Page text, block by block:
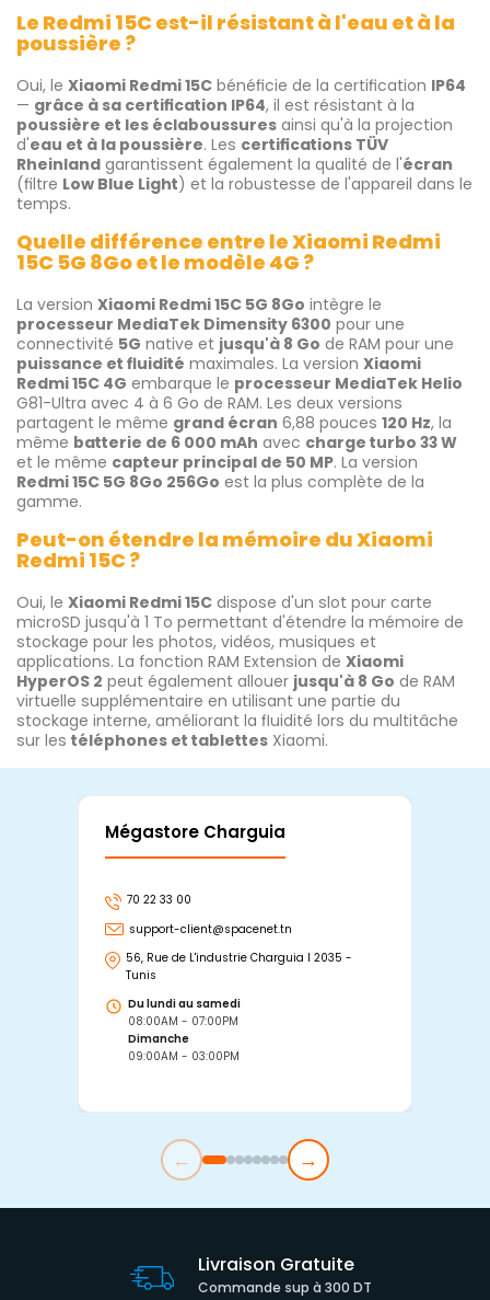
Le Redmi 15C est-il résistant à l'eau et à la
poussière ?
Oui, le Xiaomi Redmi 15C bénéficie de la certification IP64
— grâce à sa certification IP64, il est résistant à la
poussière et les éclaboussures ainsi qu'à la projection
d'eau et à la poussière. Les certifications TÜV
Rheinland garantissent également la qualité de l'écran
(filtre Low Blue Light) et la robustesse de l'appareil dans le
temps.
Quelle différence entre le Xiaomi Redmi
15C 5G 8Go et le modèle 4G ?
La version Xiaomi Redmi 15C 5G 8Go intègre le
processeur MediaTek Dimensity 6300 pour une
connectivité 5G native et jusqu'à 8 Go de RAM pour une
puissance et fluidité maximales. La version Xiaomi
Redmi 15C 4G embarque le processeur MediaTek Helio
G81-Ultra avec 4 à 6 Go de RAM. Les deux versions
partagent le même grand écran 6,88 pouces 120 Hz, la
même batterie de 6 000 mAh avec charge turbo 33 W
et le même capteur principal de 50 MP. La version
Redmi 15C 5G 8Go 256Go est la plus complète de la
gamme.
Peut-on étendre la mémoire du Xiaomi
Redmi 15C ?
Oui, le Xiaomi Redmi 15C dispose d'un slot pour carte
microSD jusqu'à 1 To permettant d'étendre la mémoire de
stockage pour les photos, vidéos, musiques et
applications. La fonction RAM Extension de Xiaomi
HyperOS 2 peut également allouer jusqu'à 8 Go de RAM
virtuelle supplémentaire en utilisant une partie du
stockage interne, améliorant la fluidité lors du multitâche
sur les téléphones et tablettes Xiaomi.
Mégastore Charguia
70 22 33 00
support-client@spacenet.tn
56, Rue de L'industrie Charguia I 2035 -
Tunis
Du lundi au samedi
08:00AM - 07:00PM
Dimanche
09:00AM - 03:00PM
← →
Livraison Gratuite
Commande sup à 300 DT